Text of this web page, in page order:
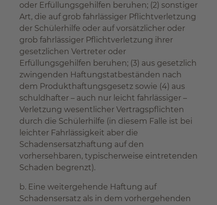
oder Erfüllungsgehilfen beruhen; (2) sonstiger
Art, die auf grob fahrlässiger Pflichtverletzung
der Schülerhilfe oder auf vorsätzlicher oder
grob fahrlässiger Pflichtverletzung ihrer
gesetzlichen Vertreter oder
Erfüllungsgehilfen beruhen; (3) aus gesetzlich
zwingenden Haftungstatbeständen nach
dem Produkthaftungsgesetz sowie (4) aus
schuldhafter – auch nur leicht fahrlässiger –
Verletzung wesentlicher Vertragspflichten
durch die Schülerhilfe (in diesem Falle ist bei
leichter Fahrlässigkeit aber die
Schadensersatzhaftung auf den
vorhersehbaren, typischerweise eintretenden
Schaden begrenzt).
b. Eine weitergehende Haftung auf
Schadensersatz als in dem vorhergehenden